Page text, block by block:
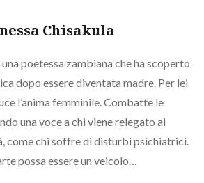
Chisakula
poetessa zambiana che ha scoperto
dopo essere diventata madre. Per lei
l’anima femminile. Combatte le
una voce a chi viene relegato ai
come chi soffre di disturbi psichiatrici.
possa essere un veicolo…